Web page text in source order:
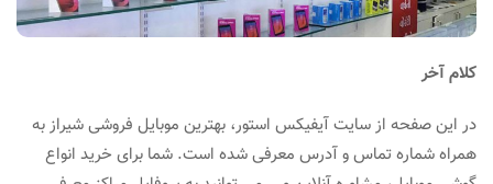
کلام آخر
در این صفحه از سایت آیفیکس استور، بهترین موبایل فروشی شیراز به
همراه شماره تماس و آدرس معرفی شده است. شما برای خرید انواع